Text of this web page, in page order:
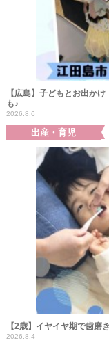
【広島】子どもとお出か
も♪
2026.8.6
出産・育児
【2歳】イヤイヤ期で歯磨
2026.8.4